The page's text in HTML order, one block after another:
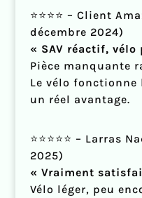
⭐⭐⭐⭐ – Client
décembre 2024)
« SAV réactif, vélo
Pièce manquante
Le vélo
un réel avantage.
⭐⭐⭐⭐⭐ – Larras
2025)
« Vraiment
Vélo léger, peu